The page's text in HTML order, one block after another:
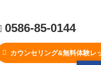
0586-85-0144
カウンセリング&無料体験レ